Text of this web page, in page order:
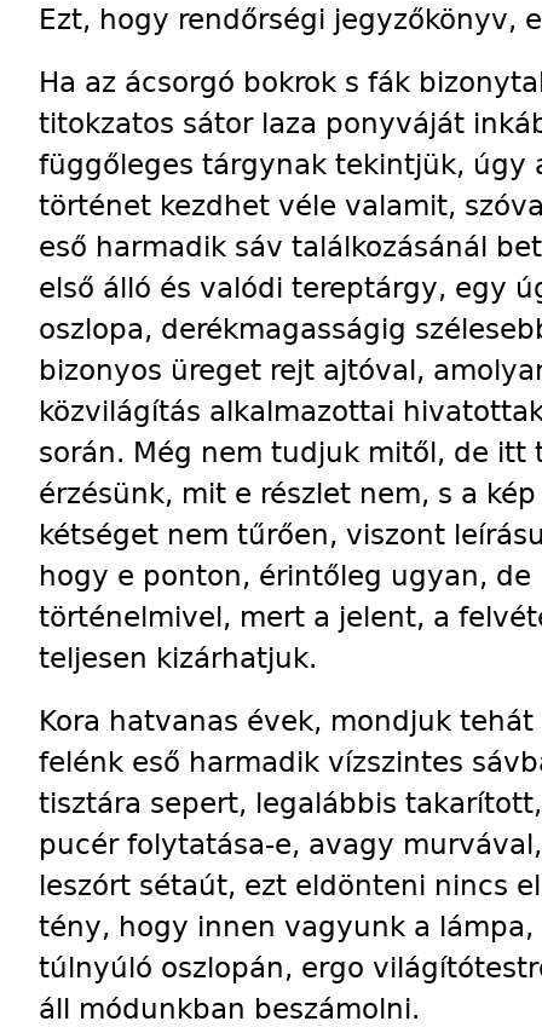
Ezt, hogy rendőrségi jegyzőkönyv,
Ha az ácsorgó bokrok s fák
titokzatos sátor laza ponyváját
függőleges tárgynak tekintjük, úgy
történet kezdhet véle valamit,
eső harmadik sáv találkozásánál
első álló és valódi tereptárgy, egy
oszlopa, derékmagasságig
bizonyos üreget rejt ajtóval,
közvilágítás alkalmazottai
során. Még nem tudjuk mitől, de itt
érzésünk, mit e részlet nem, s a
kétséget nem tűrően, viszont
hogy e ponton, érintőleg ugyan,
történelmivel, mert a jelent, a
teljesen kizárhatjuk.
Kora hatvanas évek, mondjuk
felénk eső harmadik vízszintes
tisztára sepert, legalábbis
pucér folytatása-e, avagy
leszórt sétaút, ezt eldönteni nincs
tény, hogy innen vagyunk a
túlnyúló oszlopán, ergo
áll módunkban beszámolni.